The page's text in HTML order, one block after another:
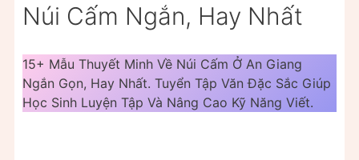
Núi Cấm Ngắn, Hay Nhất
15+ Mẫu Thuyết Minh Về Núi Cấm Ở An Giang
Ngắn Gọn, Hay Nhất. Tuyển Tập Văn Đặc Sắc Giúp
Học Sinh Luyện Tập Và Nâng Cao Kỹ Năng Viết.